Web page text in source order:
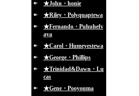
★John・honie
★Riley・Polyquaptewa
★Fernando・Puhuhefv
aya
★Carol・Humeyestewa
★George・Phillips
★Trinidad&Dawn・Lu
cas
★Gene・Pooyouma